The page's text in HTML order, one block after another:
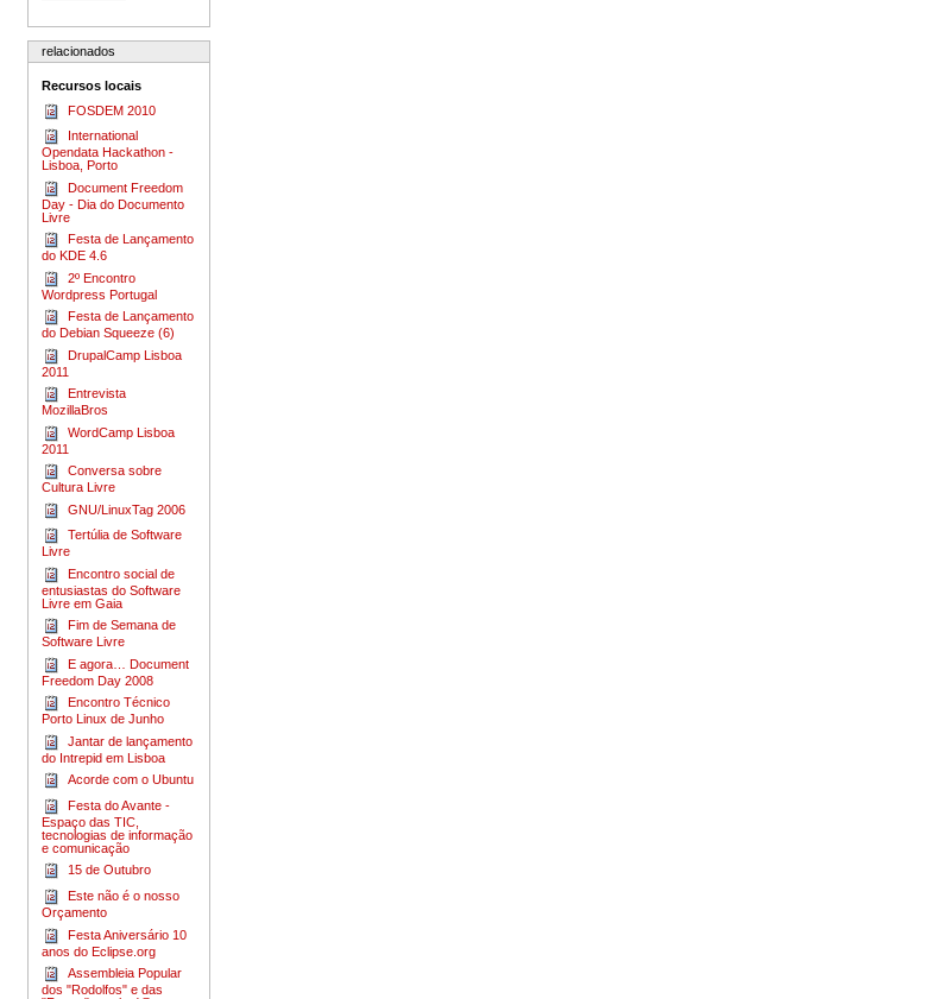
relacionados
Recursos locais
FOSDEM 2010
International
Opendata Hackathon -
Lisboa, Porto
Document Freedom
Day - Dia do Documento
Livre
Festa de Lançamento
do KDE 4.6
2º Encontro
Wordpress Portugal
Festa de Lançamento
do Debian Squeeze (6)
DrupalCamp Lisboa
2011
Entrevista
MozillaBros
Word­Camp Lis­boa
2011
Conversa sobre
Cultura Livre
GNU/LinuxTag 2006
Tertúlia de Software
Livre
Encontro social de
entusiastas do Software
Livre em Gaia
Fim de Semana de
Software Livre
E agora… Document
Freedom Day 2008
Encontro Técnico
Porto Linux de Junho
Jantar de lançamento
do Intrepid em Lisboa
Acorde com o Ubuntu
Festa do Avante -
Espaço das TIC,
tecnologias de informação
e comunicação
15 de Outubro
Este não é o nosso
Orçamento
Festa Aniversário 10
anos do Eclipse.org
Assembleia Popular
dos "Rodolfos" e das